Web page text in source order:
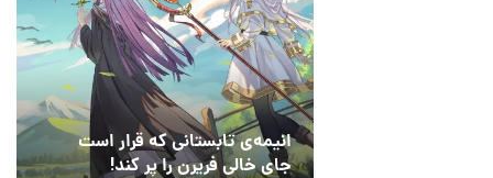
انیمه‌ی تابستانی که قرار است
جای خالی فریرن را پر کند!